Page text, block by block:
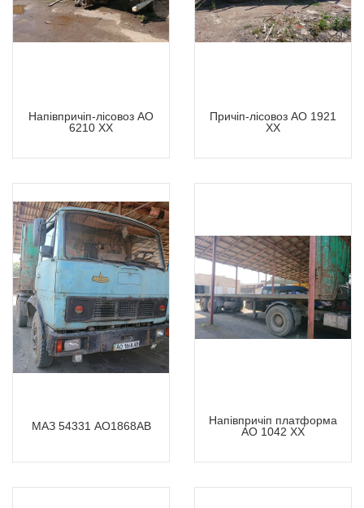
Напівпричіп-лісовоз АО
6210 ХХ
Причіп-лісовоз АО 1921
ХХ
МАЗ 54331 АО1868АВ
Напівпричіп платформа
АО 1042 ХХ